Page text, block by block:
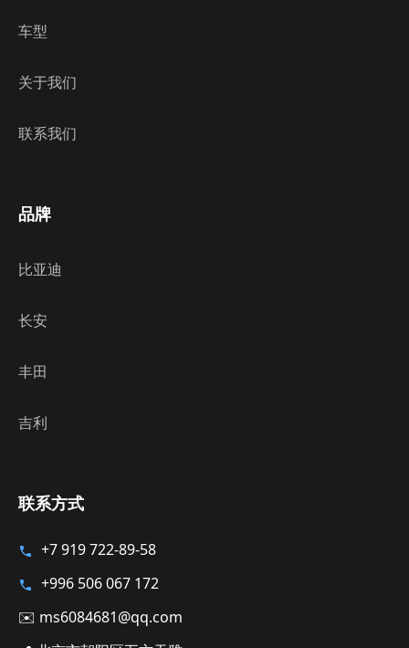
车型
关于我们
联系我们
品牌
比亚迪
长安
丰田
吉利
联系方式
+7 919 722-89-58
+996 506 067 172
✉️ ms6084681@qq.com